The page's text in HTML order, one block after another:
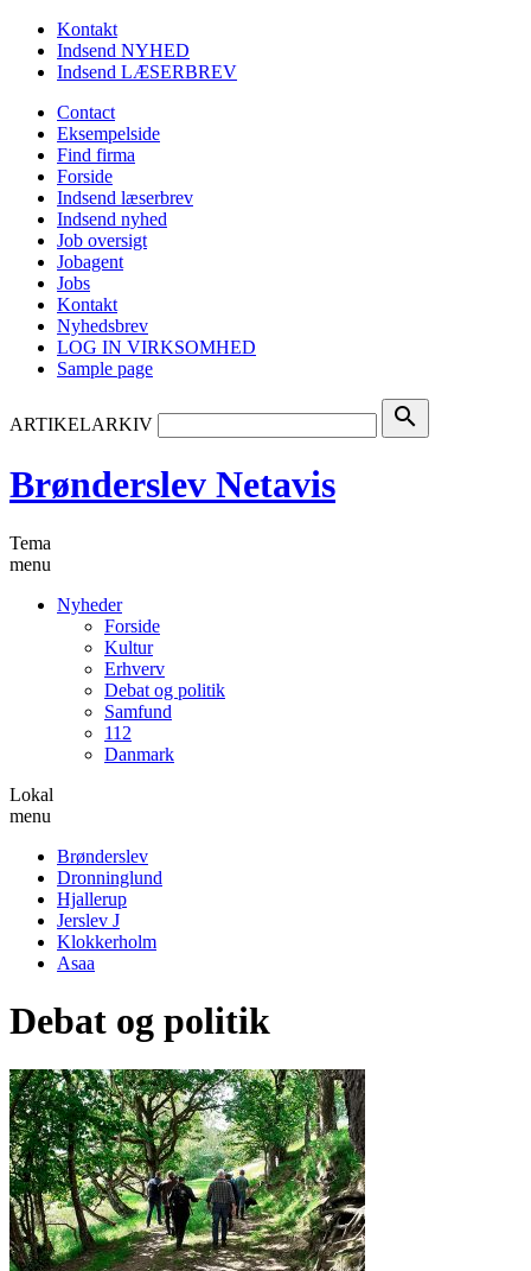
Kontakt
Indsend NYHED
Indsend LÆSERBREV
Contact
Eksempelside
Find firma
Forside
Indsend læserbrev
Indsend nyhed
Job oversigt
Jobagent
Jobs
Kontakt
Nyhedsbrev
LOG IN VIRKSOMHED
Sample page
ARTIKELARKIV search
Brønderslev Netavis
Tema
menu
Nyheder
Forside
Kultur
Erhverv
Debat og politik
Samfund
112
Danmark
Lokal
menu
Brønderslev
Dronninglund
Hjallerup
Jerslev J
Klokkerholm
Asaa
Debat og politik